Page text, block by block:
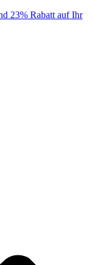
23% Rabatt auf Ihr